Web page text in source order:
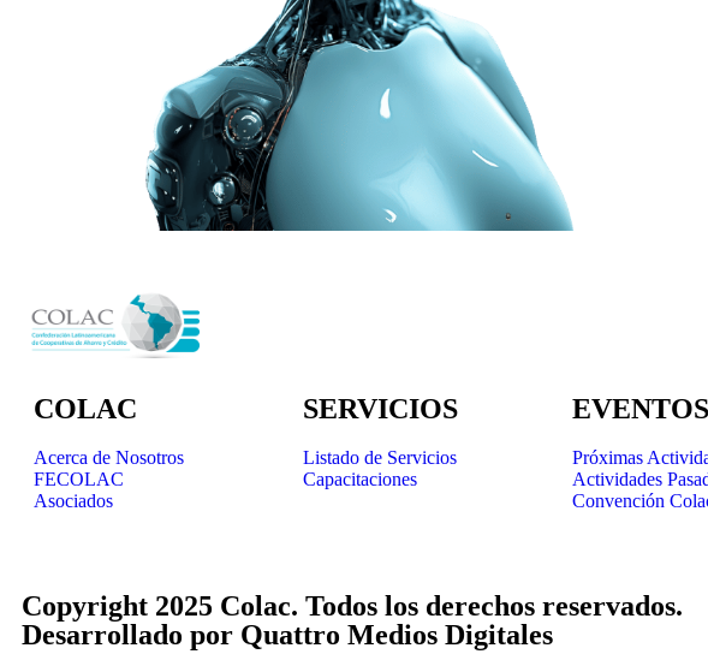
COLAC
Acerca de Nosotros
FECOLAC
Asociados
SERVICIOS
Listado de Servicios
Capacitaciones
EVENTOS
Próximas
Actividades
Convención
Copyright 2025 Colac. Todos los derechos reservados.
Desarrollado por Quattro Medios Digitales